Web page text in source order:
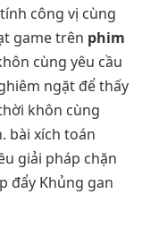
công vị cùng
game trên phim
cùng yêu cầu
ngặt để thấy
khôn cùng
bài xích toán
giải pháp chặn
đẩy Khủng gan